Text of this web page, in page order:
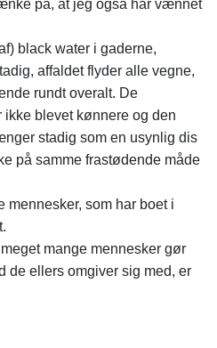
på, at jeg også har vænnet
black water i gaderne,
affaldet flyder alle vegne,
rundt overalt. De
blevet kønnere og den
stadig som en usynlig dis
på samme frastødende måde
mennesker, som har boet i
mange mennesker gør
de ellers omgiver sig med, er